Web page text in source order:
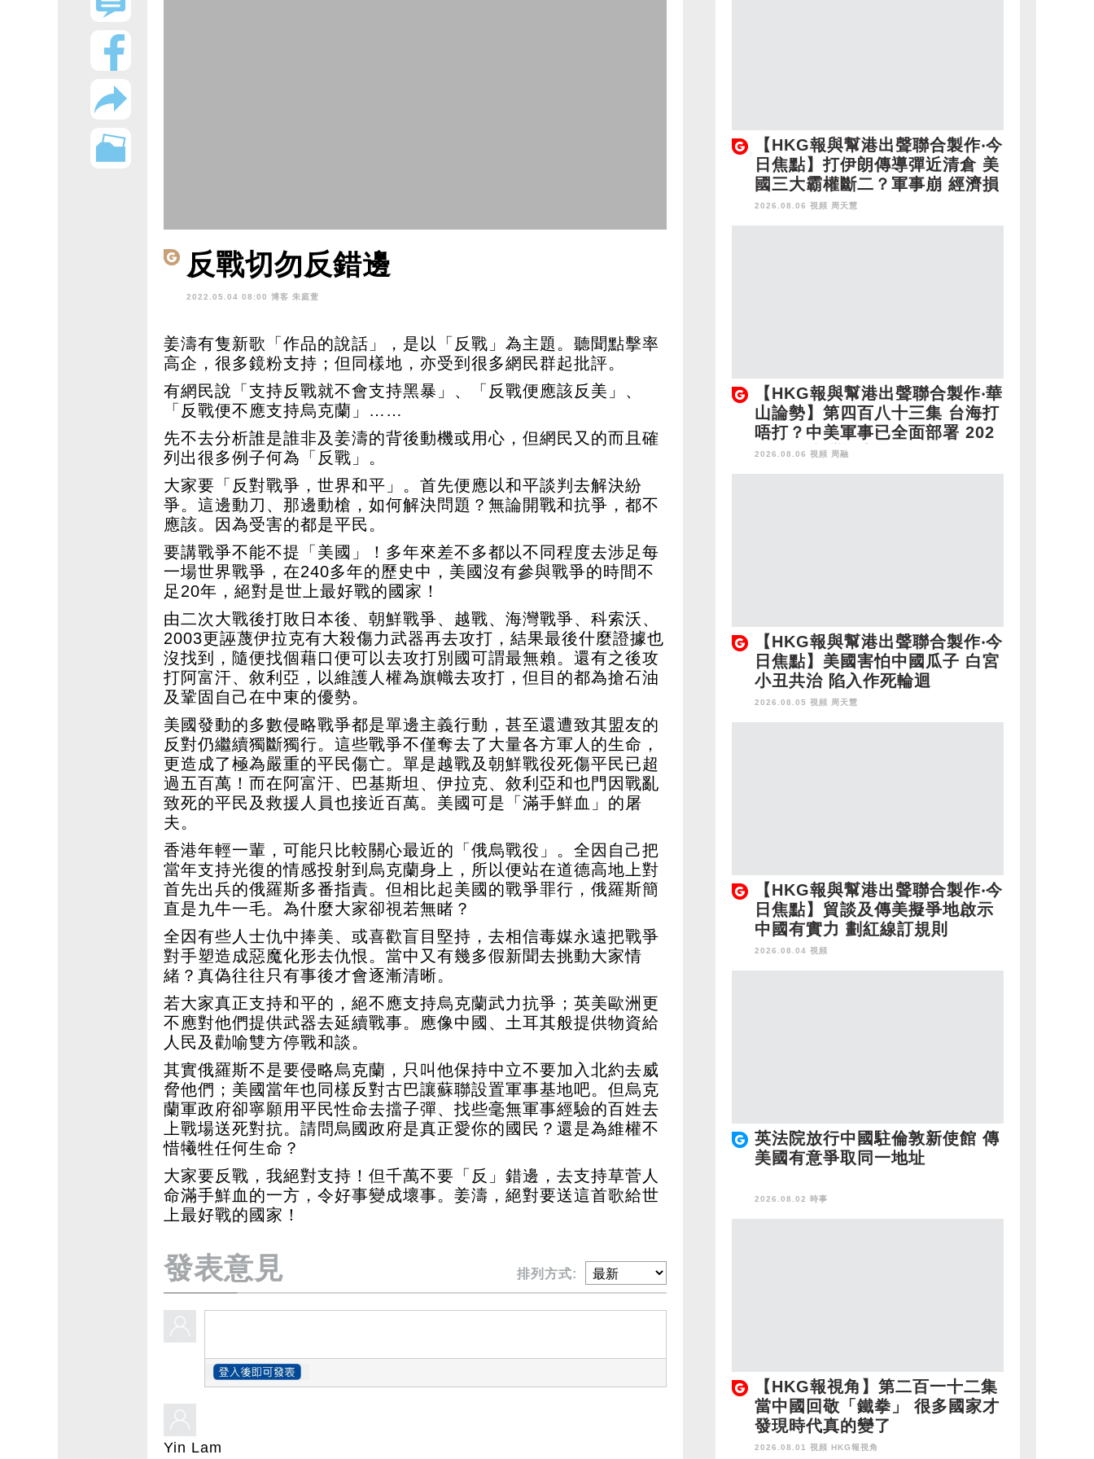
反戰切勿反錯邊
2022.05.04 08:00 博客 朱庭萱
姜濤有隻新歌「作品的說話」，是以「反戰」為主題。聽聞點擊率
高企，很多鏡粉支持；但同樣地，亦受到很多網民群起批評。
有網民說「支持反戰就不會支持黑暴」、「反戰便應該反美」、
「反戰便不應支持烏克蘭」……
先不去分析誰是誰非及姜濤的背後動機或用心，但網民又的而且確
列出很多例子何為「反戰」。
大家要「反對戰爭，世界和平」。首先便應以和平談判去解決紛
爭。這邊動刀、那邊動槍，如何解決問題？無論開戰和抗爭，都不
應該。因為受害的都是平民。
要講戰爭不能不提「美國」！多年來差不多都以不同程度去涉足每
一場世界戰爭，在240多年的歷史中，美國沒有參與戰爭的時間不
足20年，絕對是世上最好戰的國家！
由二次大戰後打敗日本後、朝鮮戰爭、越戰、海灣戰爭、科索沃、
2003更誣蔑伊拉克有大殺傷力武器再去攻打，結果最後什麼證據也
沒找到，隨便找個藉口便可以去攻打別國可謂最無賴。還有之後攻
打阿富汗、敘利亞，以維護人權為旗幟去攻打，但目的都為搶石油
及鞏固自己在中東的優勢。
美國發動的多數侵略戰爭都是單邊主義行動，甚至還遭致其盟友的
反對仍繼續獨斷獨行。這些戰爭不僅奪去了大量各方軍人的生命，
更造成了極為嚴重的平民傷亡。單是越戰及朝鮮戰役死傷平民已超
過五百萬！而在阿富汗、巴基斯坦、伊拉克、敘利亞和也門因戰亂
致死的平民及救援人員也接近百萬。美國可是「滿手鮮血」的屠
夫。
香港年輕一輩，可能只比較關心最近的「俄烏戰役」。全因自己把
當年支持光復的情感投射到烏克蘭身上，所以便站在道德高地上對
首先出兵的俄羅斯多番指責。但相比起美國的戰爭罪行，俄羅斯簡
直是九牛一毛。為什麼大家卻視若無睹？
全因有些人士仇中捧美、或喜歡盲目堅持，去相信毒媒永遠把戰爭
對手塑造成惡魔化形去仇恨。當中又有幾多假新聞去挑動大家情
緒？真偽往往只有事後才會逐漸清晰。
若大家真正支持和平的，絕不應支持烏克蘭武力抗爭；英美歐洲更
不應對他們提供武器去延續戰事。應像中國、土耳其般提供物資給
人民及勸喻雙方停戰和談。
其實俄羅斯不是要侵略烏克蘭，只叫他保持中立不要加入北約去威
脅他們；美國當年也同樣反對古巴讓蘇聯設置軍事基地吧。但烏克
蘭軍政府卻寧願用平民性命去擋子彈、找些毫無軍事經驗的百姓去
上戰場送死對抗。請問烏國政府是真正愛你的國民？還是為維權不
惜犧牲任何生命？
大家要反戰，我絕對支持！但千萬不要「反」錯邊，去支持草菅人
命滿手鮮血的一方，令好事變成壞事。姜濤，絕對要送這首歌給世
上最好戰的國家！
發表意見 排列方式:
Yin Lam
【HKG報與幫港出聲聯合製作‧今
日焦點】打伊朗傳導彈近清倉 美
國三大霸權斷二？軍事崩 經濟損
2026.08.06 視頻 周天慧
【HKG報與幫港出聲聯合製作‧華
山論勢】第四百八十三集 台海打
唔打？中美軍事已全面部署 202
8年1月台灣選舉是臨界點？
2026.08.06 視頻 周融
【HKG報與幫港出聲聯合製作‧今
日焦點】美國害怕中國瓜子 白宮
小丑共治 陷入作死輪迴
2026.08.05 視頻 周天慧
【HKG報與幫港出聲聯合製作‧今
日焦點】貿談及傳美擬爭地啟示
中國有實力 劃紅線訂規則
2026.08.04 視頻
英法院放行中國駐倫敦新使館 傳
美國有意爭取同一地址
2026.08.02 時事
【HKG報視角】第二百一十二集
當中國回敬「鐵拳」 很多國家才
發現時代真的變了
2026.08.01 視頻 HKG報視角